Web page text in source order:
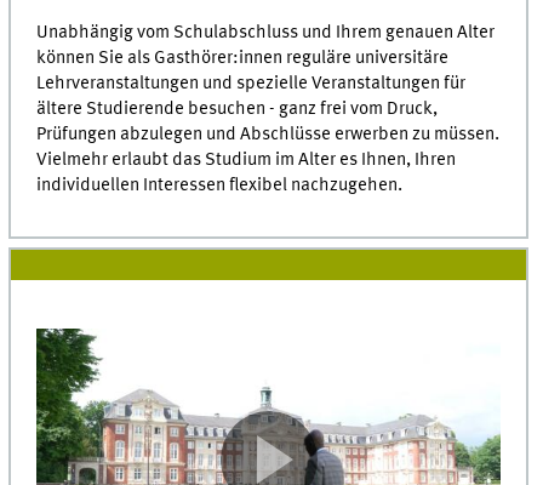
Unabhängig vom Schulabschluss und Ihrem genauen Alter
können Sie als Gasthörer:innen reguläre universitäre
Lehrveranstaltungen und spezielle Veranstaltungen für
ältere Studierende besuchen - ganz frei vom Druck,
Prüfungen abzulegen und Abschlüsse erwerben zu müssen.
Vielmehr erlaubt das Studium im Alter es Ihnen, Ihren
individuellen Interessen flexibel nachzugehen.